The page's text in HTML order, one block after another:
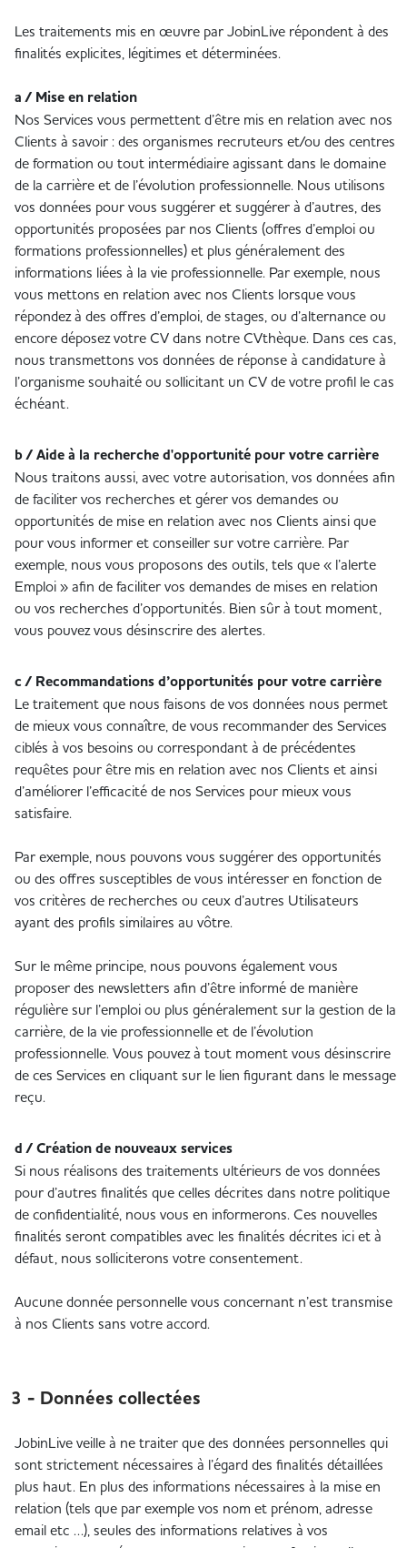
Les traitements mis en œuvre par JobinLive répondent à des
finalités explicites, légitimes et déterminées.
a / Mise en relation
Nos Services vous permettent d’être mis en relation avec nos
Clients à savoir : des organismes recruteurs et/ou des centres
de formation ou tout intermédiaire agissant dans le domaine
de la carrière et de l’évolution professionnelle. Nous utilisons
vos données pour vous suggérer et suggérer à d’autres, des
opportunités proposées par nos Clients (offres d’emploi ou
formations professionnelles) et plus généralement des
informations liées à la vie professionnelle. Par exemple, nous
vous mettons en relation avec nos Clients lorsque vous
répondez à des offres d’emploi, de stages, ou d’alternance ou
encore déposez votre CV dans notre CVthèque. Dans ces cas,
nous transmettons vos données de réponse à candidature à
l’organisme souhaité ou sollicitant un CV de votre profil le cas
échéant.
b / Aide à la recherche d'opportunité pour votre carrière
Nous traitons aussi, avec votre autorisation, vos données afin
de faciliter vos recherches et gérer vos demandes ou
opportunités de mise en relation avec nos Clients ainsi que
pour vous informer et conseiller sur votre carrière. Par
exemple, nous vous proposons des outils, tels que « l’alerte
Emploi » afin de faciliter vos demandes de mises en relation
ou vos recherches d’opportunités. Bien sûr à tout moment,
vous pouvez vous désinscrire des alertes.
c / Recommandations d’opportunités pour votre carrière
Le traitement que nous faisons de vos données nous permet
de mieux vous connaître, de vous recommander des Services
ciblés à vos besoins ou correspondant à de précédentes
requêtes pour être mis en relation avec nos Clients et ainsi
d’améliorer l’efficacité de nos Services pour mieux vous
satisfaire.
Par exemple, nous pouvons vous suggérer des opportunités
ou des offres susceptibles de vous intéresser en fonction de
vos critères de recherches ou ceux d’autres Utilisateurs
ayant des profils similaires au vôtre.
Sur le même principe, nous pouvons également vous
proposer des newsletters afin d’être informé de manière
régulière sur l’emploi ou plus généralement sur la gestion de la
carrière, de la vie professionnelle et de l’évolution
professionnelle. Vous pouvez à tout moment vous désinscrire
de ces Services en cliquant sur le lien figurant dans le message
reçu.
d / Création de nouveaux services
Si nous réalisons des traitements ultérieurs de vos données
pour d’autres finalités que celles décrites dans notre politique
de confidentialité, nous vous en informerons. Ces nouvelles
finalités seront compatibles avec les finalités décrites ici et à
défaut, nous solliciterons votre consentement.
Aucune donnée personnelle vous concernant n’est transmise
à nos Clients sans votre accord.
3 - Données collectées
JobinLive veille à ne traiter que des données personnelles qui
sont strictement nécessaires à l’égard des finalités détaillées
plus haut. En plus des informations nécessaires à la mise en
relation (tels que par exemple vos nom et prénom, adresse
email etc …), seules des informations relatives à vos